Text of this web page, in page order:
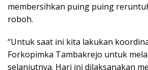
membersihkan puing puing
roboh.
“Untuk saat ini kita lakukan
Forkopimka Tambakrejo untuk
selanjutnya. Hari ini dilaksanakan